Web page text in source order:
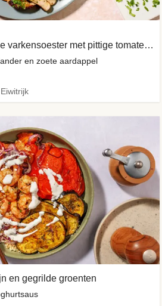
Poc Chuc-geïnspireerde varkensoester met pittige tomatensalade
en zoete aardappel
en gegrilde groenten